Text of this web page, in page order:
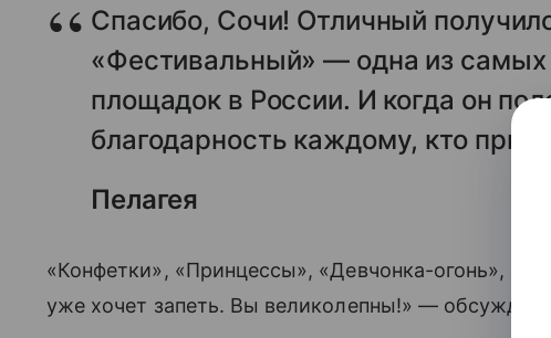
Спасибо, Сочи! Отличный
«Фестивальный» — одна из самых
площадок в России. И когда он
благодарность каждому, кто
Пелагея
«Конфетки», «Принцессы», «Девчонка-огонь»,
уже хочет запеть. Вы великолепны!» —